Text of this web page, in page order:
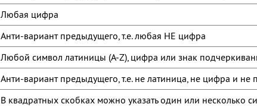
Любая цифра
Анти-вариант предыдущего, т.е. любая НЕ цифра
Любой символ латиницы (A-Z), цифра или знак
Анти-вариант предыдущего, т.е. не латиница, не цифра и не
В квадратных скобках можно указать один или несколько